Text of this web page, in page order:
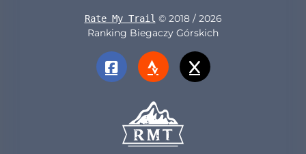
Rate My Trail © 2018 / 2026
Ranking Biegaczy Górskich